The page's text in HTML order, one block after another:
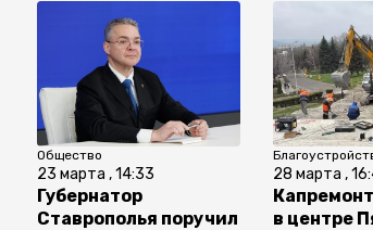
Общество
23 марта , 14:33
Губернатор
Ставрополья поручил
28 марта ,
в центре